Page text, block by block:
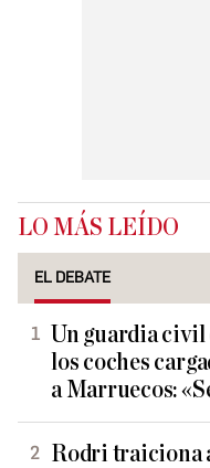
LO MÁS LEÍDO
EL DEBATE
Un guardia civil
los coches
a Marruecos:
Rodri traiciona